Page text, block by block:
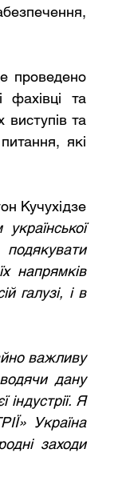
проведено
фахівці та
виступів та
які
Кучухідзе
напрямків
галузі, і в
важливу
дану
індустрії. Я
Україна
заходи